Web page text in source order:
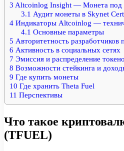
3 Altcoinlog Insight — Монета под
3.1 Аудит монеты в Skynet
4 Индикаторы Altcoinlog —
4.1 Основные параметры
5 Авторитетность разработчиков
6 Активность в социальных сетях
7 Эмиссия и распределение
8 Возможности стейкинга и
9 Где купить монеты
10 Где хранить Theta Fuel
11 Перспективы
Что такое
(TFUEL)